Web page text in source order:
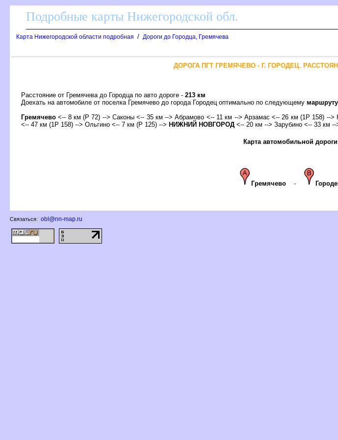
Подробные карты Нижегородской обл.
Карта Нижегородской области подробная / Дороги до Городца, Гремячева
ДОРОГА ПГТ ГРЕМЯЧЕВО - Г. ГОРОДЕЦ.
Расстояние от Гремячева до Городца по авто дороге - 213 км
Доехать на автомобиле от поселка Гремячево до города Городец оптимально по следующему маршруту
Гремячево <-- 8 км (Р 72) --> Саконы <-- 35 км --> Абрамово <-- 11 км --> Арзамас <-- 26 км (1Р 158) --
<-- 47 км (1Р 158) --> Ольгино <-- 7 км (Р 125) --> НИЖНИЙ НОВГОРОД <-- 20 км --> Зарубино <-- 33 км --
Карта автомобильной дороги
Гремячево -
Связаться: obl@nn-map.ru